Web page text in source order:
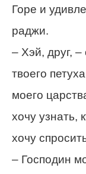
Горе и
раджи.
– Хэй, друг,
твоего
моего
хочу узнать,
хочу
– Господин